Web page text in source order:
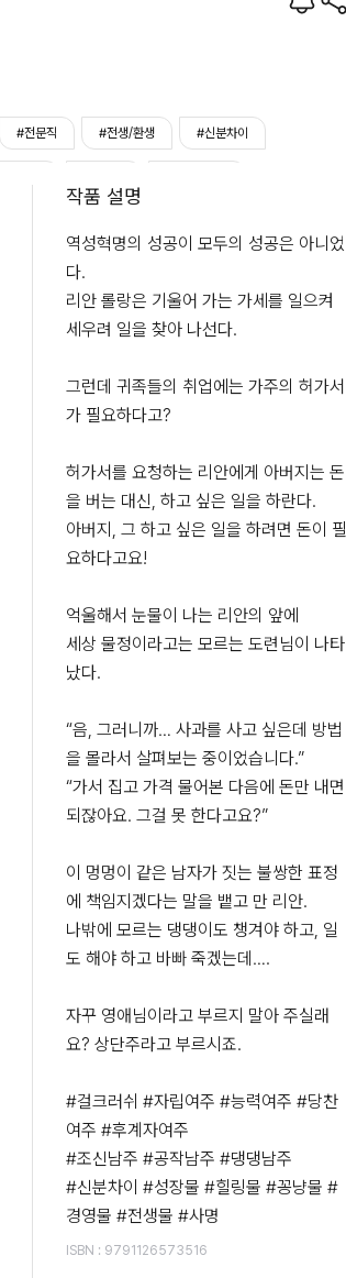
#전문직 #전생/환생 #신분차이
작품 설명
역성혁명의 성공이 모두의 성공은 아니었
다.
리안 롤랑은 기울어 가는 가세를 일으켜
세우려 일을 찾아 나선다.
그런데 귀족들의 취업에는 가주의 허가서
가 필요하다고?
허가서를 요청하는 리안에게 아버지는 돈
을 버는 대신, 하고 싶은 일을 하란다.
아버지, 그 하고 싶은 일을 하려면 돈이 필
요하다고요!
억울해서 눈물이 나는 리안의 앞에
세상 물정이라고는 모르는 도련님이 나타
났다.
“음, 그러니까… 사과를 사고 싶은데 방법
을 몰라서 살펴보는 중이었습니다.”
“가서 집고 가격 물어본 다음에 돈만 내면
되잖아요. 그걸 못 한다고요?”
이 멍멍이 같은 남자가 짓는 불쌍한 표정
에 책임지겠다는 말을 뱉고 만 리안.
나밖에 모르는 댕댕이도 챙겨야 하고, 일
도 해야 하고 바빠 죽겠는데….
자꾸 영애님이라고 부르지 말아 주실래
요? 상단주라고 부르시죠.
#걸크러쉬 #자립여주 #능력여주 #당찬
여주 #후계자여주
#조신남주 #공작남주 #댕댕남주
#신분차이 #성장물 #힐링물 #꽁냥물 #
경영물 #전생물 #사명
ISBN : 9791126573516